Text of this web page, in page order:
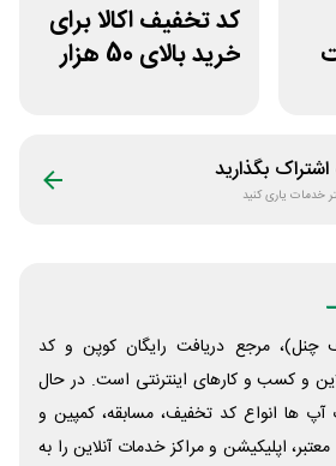
کد تخفیف اکالا برای
خرید بالای 50 هزار
بگذارید
خدمات یاری کنید
چنل)، مرجع دریافت رایگان کوپن و کد
و کسب و‌ کارهای اینترنتی است. در حال
آپ ها انواع کد تخفیف، مسابقه، کمپین و
اپلیکیشن و مراکز خدمات آنلاین را به